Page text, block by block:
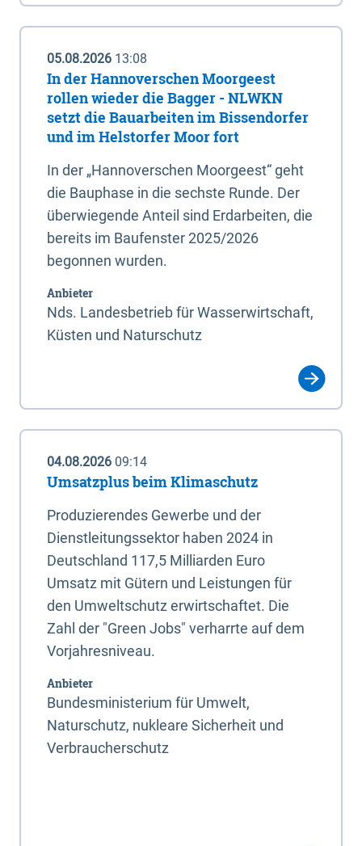
05.08.2026 13:08
In der Hannoverschen Moorgeest
rollen wieder die Bagger - NLWKN
setzt die Bauarbeiten im Bissendorfer
und im Helstorfer Moor fort
In der „Hannoverschen Moorgeest“ geht
die Bauphase in die sechste Runde. Der
überwiegende Anteil sind Erdarbeiten, die
bereits im Baufenster 2025/2026
begonnen wurden.
Anbieter
Nds. Landesbetrieb für Wasserwirtschaft,
Küsten und Naturschutz
04.08.2026 09:14
Umsatzplus beim Klimaschutz
Produzierendes Gewerbe und der
Dienstleitungssektor haben 2024 in
Deutschland 117,5 Milliarden Euro
Umsatz mit Gütern und Leistungen für
den Umweltschutz erwirtschaftet. Die
Zahl der "Green Jobs" verharrte auf dem
Vorjahresniveau.
Anbieter
Bundesministerium für Umwelt,
Naturschutz, nukleare Sicherheit und
Verbraucherschutz